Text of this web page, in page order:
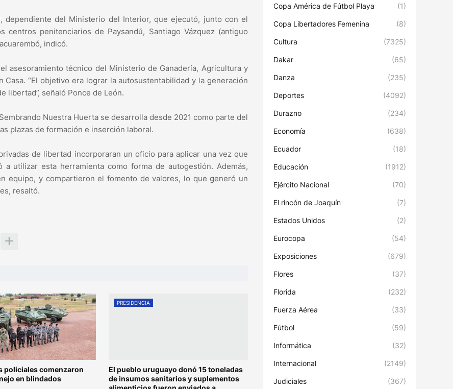
dependiente del Ministerio del Interior, que ejecutó, junto con el
penitenciarios de Paysandú, Santiago Vázquez (antiguo
indicó.
asesoramiento técnico del Ministerio de Ganadería, Agricultura y
“El objetivo era lograr la autosustentabilidad y la generación
libertad”, señaló Ponce de León.
Nuestra Huerta se desarrolla desde 2021 como parte del
plazas de formación e inserción laboral.
de libertad incorporaran un oficio para aplicar una vez que
utilizar esta herramienta como forma de autogestión. Además,
equipo, y compartieron el fomento de valores, lo que generó un
resaltó.
policiales comenzaron
en blindados
PRESIDENCIA
El pueblo uruguayo donó 15 toneladas
de insumos sanitarios y suplementos
Copa América de Fútbol Playa (1)
Copa Libertadores Femenina (8)
Cultura (7325)
Dakar (65)
Danza (235)
Deportes (4092)
Durazno (234)
Economía (638)
Ecuador (18)
Educación (1912)
Ejército Nacional (70)
El rincón de Joaquín (7)
Estados Unidos (2)
Eurocopa (54)
Exposiciones (679)
Flores (37)
Florida (232)
Fuerza Aérea (33)
Fútbol (59)
Informática (32)
Internacional (2149)
Judiciales (367)